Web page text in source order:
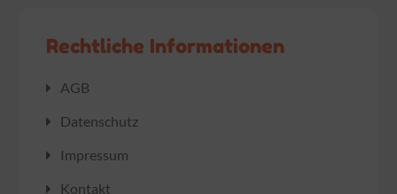
Rechtliche Informationen
AGB
Datenschutz
Impressum
Kontakt